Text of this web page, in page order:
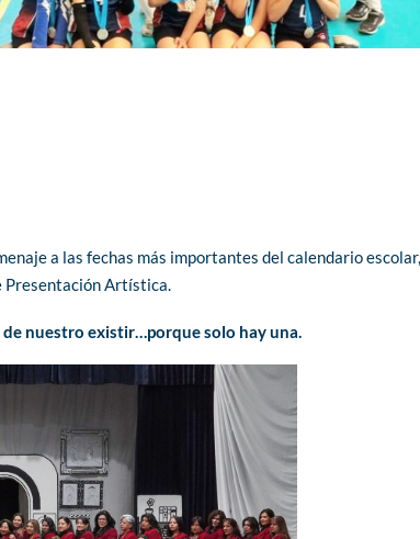
a las fechas más importantes del calendario
Presentación Artística.
de nuestro existir…porque solo hay una.